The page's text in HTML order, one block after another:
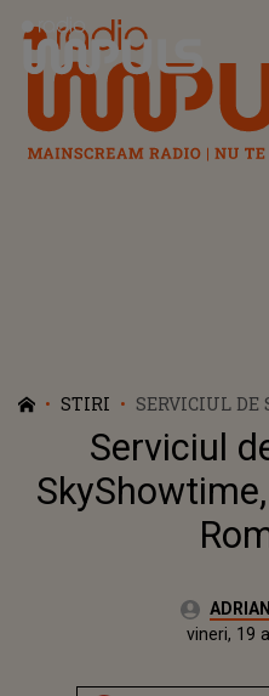
Radio Impuls
STIRI
SERVICIUL DE
DISPONIBIL
Serviciul
Autor:
Actualizat:
vineri, 19